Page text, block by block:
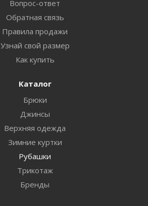
Вопрос-ответ
Обратная связь
Правила продажи
Узнай свой размер
Как купить
Каталог
Брюки
Джинсы
Верхняя одежда
Зимние куртки
Рубашки
Трикотаж
Бренды